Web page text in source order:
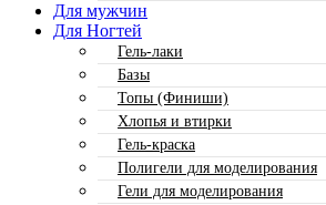
Для мужчин
Для Ногтей
Гель-лаки
Базы
Топы (Финиши)
Хлопья и втирки
Гель-краска
Полигели для моделирования
Гели для моделирования